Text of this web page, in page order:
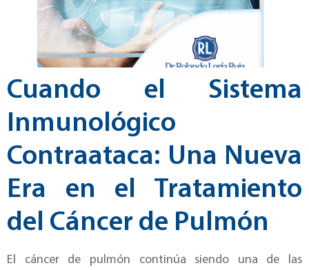
Cuando el Sistema
Inmunológico
Contraataca: Una Nueva
Era en el Tratamiento
del Cáncer de Pulmón
El cáncer de pulmón continúa siendo una de las